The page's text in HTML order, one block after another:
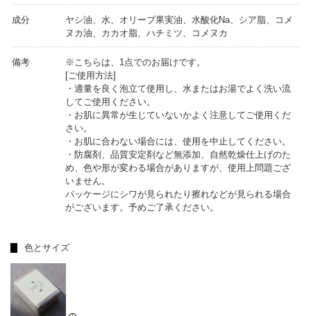
成分
ヤシ油、水、オリーブ果実油、水酸化Na、シア脂、コメ
ヌカ油、カカオ脂、ハチミツ、コメヌカ
備考
※こちらは、1点でのお届けです。
[ご使用方法]
・適量を良く泡立て使用し、水またはお湯でよく洗い流
してご使用ください。
・お肌に異常が生じていないかよく注意してご使用くだ
さい。
・お肌に合わない場合には、使用を中止してください。
・防腐剤、品質安定剤など無添加、自然乾燥仕上げのた
め、色や形が変わる場合がありますが、使用上問題ござ
いません。
パッケージにシワが見られたり擦れなどが見られる場合
がございます。予めご了承ください。
色とサイズ